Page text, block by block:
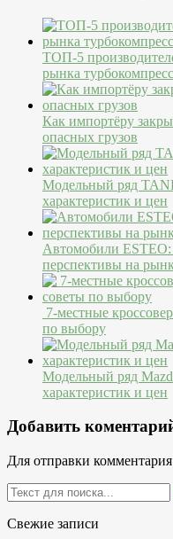
ТОП-5
рынка
Как импортёру
опасных грузов
Модельный ряд
характеристик и цен
Автомобили ESTEO:
перспективы на
7-местные
по выбору
Модельный ряд
характеристик и цен
Добавить
Для отправки
Свежие записи